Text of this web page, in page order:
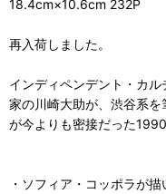
18.4cm×10.6cm 232P
再入荷しました。
インディペンデント・カ
家の川崎大助が、渋谷系
が今よりも密接だった
・ソフィア・コッポラが